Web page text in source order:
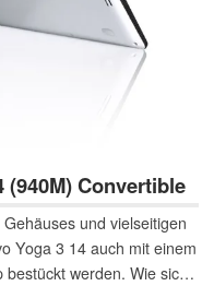
(940M) Convertible
und vielseitigen
Yoga 3 14 auch mit einem
werden. Wie sich